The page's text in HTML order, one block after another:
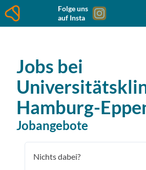
Folge uns
auf Insta
Jobs bei
Hamburg-
Jobangebote
Nichts dabei?